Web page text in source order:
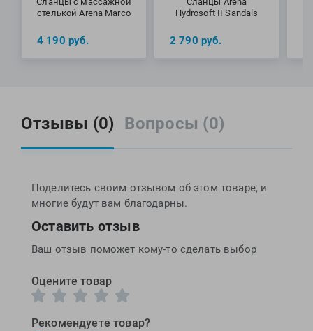
стелькой Arena Marco
4 190 руб.
Hydrosoft II Sandals
2 790 руб.
Отзывы (0) Вопросы (0)
Поделитесь своим отзывом об этом товаре, и
многие будут вам благодарны.
Оставить отзыв
Ваш отзыв поможет кому-то сделать выбор
Оцените товар
Рекомендуете товар?